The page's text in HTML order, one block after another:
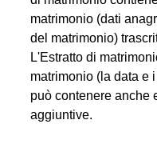
matrimonio (dati
del matrimonio)
L'Estratto di
matrimonio (la data e
può contenere anche
aggiuntive.